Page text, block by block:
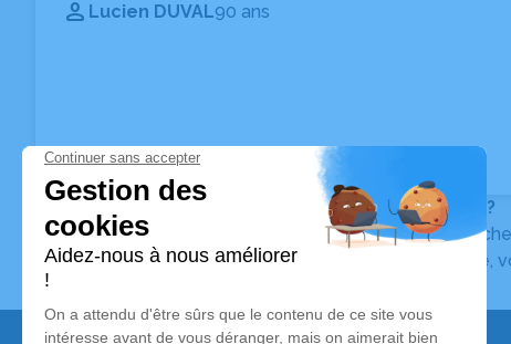
Lucien DUVAL90 ans
Vous ne trouvez pas l’avis de décès recherché ?
Pour affiner votre recherche, utilisez la barre de
Pour toute question relative au fonctionnement du site,